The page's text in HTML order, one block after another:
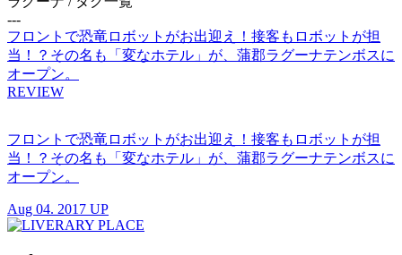
---
フロントで恐竜ロボットがお出迎え！接客もロボットが担
当！？その名も「変なホテル」が、蒲郡ラグーナテンボスに
オープン。
REVIEW
フロントで恐竜ロボットがお出迎え！接客もロボットが担
当！？その名も「変なホテル」が、蒲郡ラグーナテンボスに
オープン。
Aug 04. 2017 UP